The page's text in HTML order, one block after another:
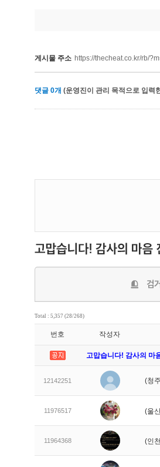
게시물 주소 https://thecheat.co.kr/rb/
댓글 0개 (운영진이 관리 목적으로 입력
Total : 5,357 (28/268)
번호 작성자
고맙습니다! 감사의 마
12142251 (청
11976517 (울
11964368 (인